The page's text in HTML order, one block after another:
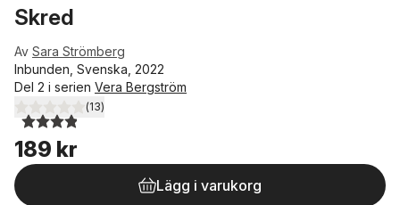
Skred
Av Sara Strömberg
Inbunden, Svenska, 2022
Del 2 i serien Vera Bergström
3,9utav 5 stjärnor. Totalt antal röster:
(13)
189 kr
Lägg i varukorg